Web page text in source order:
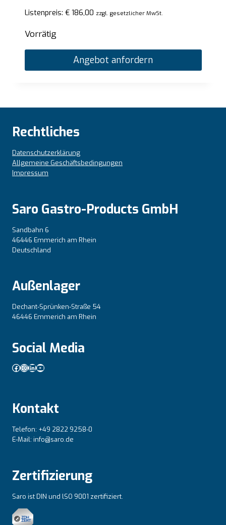
Listenpreis: €186,00 zzgl. gesetzlicher MwSt.
Vorrätig
Angebot anfordern
Rechtliches
Datenschutzerklärung
Allgemeine Geschäftsbedingungen
Impressum
Saro Gastro-Products GmbH
Sandbahn 6
46446 Emmerich am Rhein
Deutschland
Außenlager
Dechant-Sprünken-Straße 54
46446 Emmerich am Rhein
Social Media
Facebook
Instagram
LinkedIn
YouTube
Kontakt
Telefon: +49 2822 9258-0
E-Mail: info@saro.de
Zertifizierung
Saro ist DIN und lSO 9001 zertifiziert.